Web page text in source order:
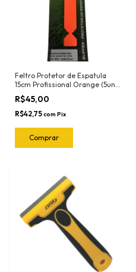
Feltro Protetor de Espatula
15cm Profissional Orange (5und)
1022.O Joker
R$45,00
R$42,75com Pix